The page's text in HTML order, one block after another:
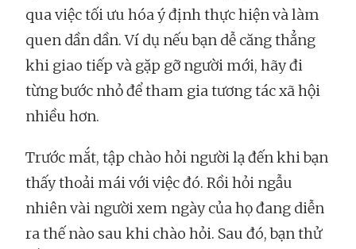
qua việc tối ưu hóa ý định thực hiện và làm
quen dần dần. Ví dụ nếu bạn dễ căng thẳng
khi giao tiếp và gặp gỡ người mới, hãy đi
từng bước nhỏ để tham gia tương tác xã hội
nhiều hơn.
Trước mắt, tập chào hỏi người lạ đến khi bạn
thấy thoải mái với việc đó. Rồi hỏi ngẫu
nhiên vài người xem ngày của họ đang diễn
ra thế nào sau khi chào hỏi. Sau đó, bạn thử